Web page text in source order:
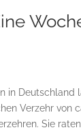
in Deutschland
Verzehr von
Sie